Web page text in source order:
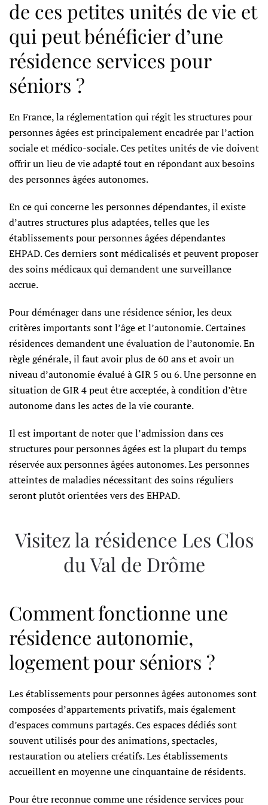
de ces petites unités de vie et
qui peut bénéficier d’une
résidence services pour
séniors ?
En France, la réglementation qui régit les structures pour
personnes âgées est principalement encadrée par l’action
sociale et médico-sociale. Ces petites unités de vie doivent
offrir un lieu de vie adapté tout en répondant aux besoins
des personnes âgées autonomes.
En ce qui concerne les personnes dépendantes, il existe
d’autres structures plus adaptées, telles que les
établissements pour personnes âgées dépendantes
EHPAD. Ces derniers sont médicalisés et peuvent proposer
des soins médicaux qui demandent une surveillance
accrue.
Pour déménager dans une résidence sénior, les deux
critères importants sont l’âge et l’autonomie. Certaines
résidences demandent une évaluation de l’autonomie. En
règle générale, il faut avoir plus de 60 ans et avoir un
niveau d’autonomie évalué à GIR 5 ou 6. Une personne en
situation de GIR 4 peut être acceptée, à condition d’être
autonome dans les actes de la vie courante.
Il est important de noter que l’admission dans ces
structures pour personnes âgées est la plupart du temps
réservée aux personnes âgées autonomes. Les personnes
atteintes de maladies nécessitant des soins réguliers
seront plutôt orientées vers des EHPAD.
Visitez la résidence Les Clos
du Val de Drôme
Comment fonctionne une
résidence autonomie,
logement pour séniors ?
Les établissements pour personnes âgées autonomes sont
composées d’appartements privatifs, mais également
d’espaces communs partagés. Ces espaces dédiés sont
souvent utilisés pour des animations, spectacles,
restauration ou ateliers créatifs. Les établissements
accueillent en moyenne une cinquantaine de résidents.
Pour être reconnue comme une résidence services pour